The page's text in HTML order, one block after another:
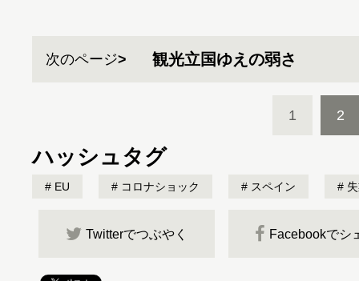
次のページ 観光立国ゆえの弱さ
1 2
ハッシュタグ
EU コロナショック スペイン
Twitterでつぶやく Facebookでシ